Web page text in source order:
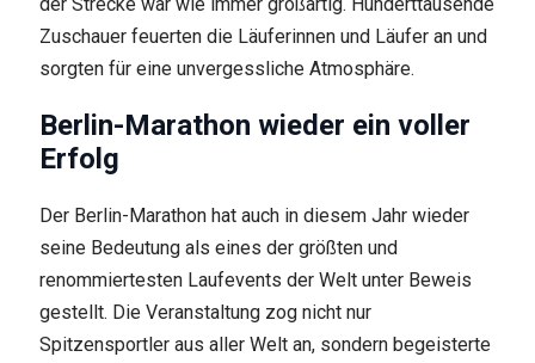
der Strecke war wie immer großartig. Hunderttausende
Zuschauer feuerten die Läuferinnen und Läufer an und
sorgten für eine unvergessliche Atmosphäre.
Berlin-Marathon wieder ein voller
Erfolg
Der Berlin-Marathon hat auch in diesem Jahr wieder
seine Bedeutung als eines der größten und
renommiertesten Laufevents der Welt unter Beweis
gestellt. Die Veranstaltung zog nicht nur
Spitzensportler aus aller Welt an, sondern begeisterte